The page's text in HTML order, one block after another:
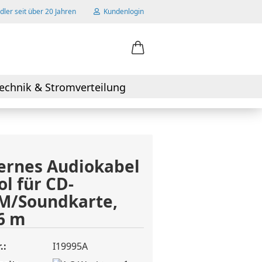
seit über 20 Jahren Kundenlogin
erstellen
vergessen?
& Stromverteilung
Audiokabel
für CD-
Soundkarte,
m
I19995A